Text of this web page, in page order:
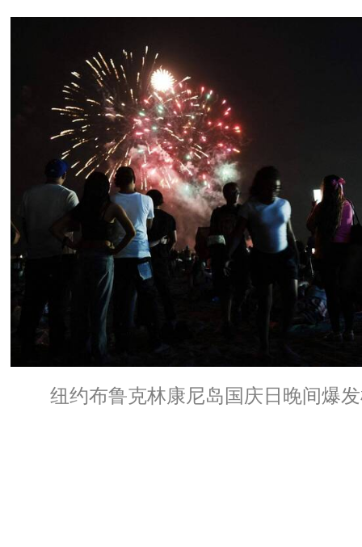
纽约布鲁克林康尼岛国庆日晚间爆